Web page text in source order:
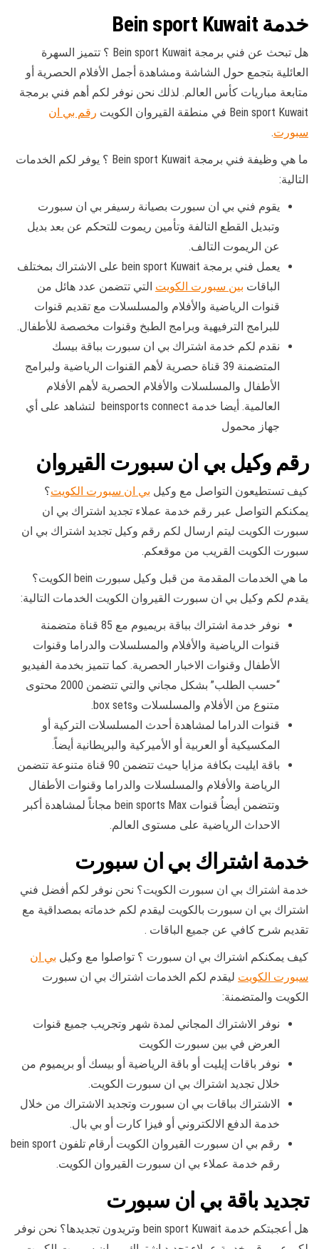
خدمة Bein sport Kuwait
هل تبحث عن فني برمجة Bein sport Kuwait ؟ تتميز السهرة
العائلية بتجمع حول الشاشة ومشاهدة أجمل الأفلام الحصرية أو
متابعة مباريات كأس العالم. لذلك نحن نوفر لكم أهم فني برمجة
Bein sport Kuwait في منطقة القيروان الكويت
رقم بي ان
سبورت.
ما هي وظيفة فني برمجة Bein sport Kuwait ؟ يوفر لكم الخدمات
التالية:
يقوم فني بي ان سبورت بصيانة رسيفر بي ان سبورت
وتبديل القطع التالفة وتأمين ريموت للتحكم عن بعد بديل
عن الريموت التالف.
يعمل فني برمجة bein sport Kuwait على الاشتراك بمختلف
الباقات بين سبورت الكويت التي تتضمن عدد هائل من
قنوات الرياضية والأفلام والمسلسلات مع تقديم قنوات
للبرامج الترفيهية وبرامج الطبخ وقنوات مخصصة للأطفال.
نقدم لكم خدمة اشتراك بي ان سبورت بباقة بيسك
المتضمنة 39 قناة حصرية لأهم القنوات الرياضية ولبرامج
الأطفال والمسلسلات والأفلام الحصرية لأهم الأفلام
العالمية. أيضا خدمة beinsports connect لتشاهد على أي
جهاز محمول
رقم وكيل بي ان سبورت القيروان
كيف تستطيعون التواصل مع وكيل بي ان سبورت الكويت؟
يمكنكم التواصل عبر رقم خدمة عملاء تجديد اشتراك بي ان
سبورت الكويت ليتم ارسال لكم رقم وكيل تجديد اشتراك بي ان
سبورت الكويت القريب من موقعكم.
ما هي الخدمات المقدمة من قبل وكيل سبورت bein الكويت؟
يقدم لكم وكيل بي ان سبورت القيروان الكويت الخدمات التالية:
نوفر خدمة اشتراك بباقة بريميوم مع 85 قناة متضمنة
قنوات الرياضية والأفلام والمسلسلات والدراما وقنوات
الأطفال وقنوات الاخبار الحصرية. كما تتميز بخدمة الفيديو
“حسب الطلب” بشكل مجاني والتي تتضمن 2000 محتوى
متنوع من الأفلام والمسلسلات وbox sets.
قنوات الدراما لمشاهدة أحدث المسلسلات التركية أو
المكسيكية أو العربية أو الأميركية والبريطانية أيضاً.
باقة ايليت بكافة مزايا حيث تتضمن 90 قناة متنوعة تتضمن
الرياضة والأفلام والمسلسلات والدراما وقنوات الأطفال
وتتضمن أيضاُ قنوات bein sports Max مجاناً لمشاهدة أكبر
الاحداث الرياضية على مستوى العالم.
خدمة اشتراك بي ان سبورت
خدمة اشتراك بي ان سبورت الكويت؟ نحن نوفر لكم أفضل فني
اشتراك بي ان سبورت بالكويت ليقدم لكم خدماته بمصداقية مع
تقديم شرح كافي عن جميع الباقات .
كيف يمكنكم اشتراك بي ان سبورت ؟ تواصلوا مع وكيل بي ان
سبورت الكويت ليقدم لكم الخدمات اشتراك بي ان سبورت
الكويت والمتضمنة:
نوفر الاشتراك المجاني لمدة شهر وتجريب جميع قنوات
العرض في بين سبورت الكويت
نوفر باقات إيليت أو باقة الرياضية أو بيسك أو بريميوم من
خلال تجديد اشتراك بي ان سبورت الكويت.
الاشتراك بباقات بي ان سبورت وتجديد الاشتراك من خلال
خدمة الدفع الالكتروني أو فيزا كارت أو بي بال.
رقم بي ان سبورت القيروان الكويت أرقام تلفون bein sport
رقم خدمة عملاء بي ان سبورت القيروان الكويت.
تجديد باقة بي ان سبورت
هل أعجبتكم خدمة bein sport Kuwait وتريدون تجديدها؟ نحن نوفر